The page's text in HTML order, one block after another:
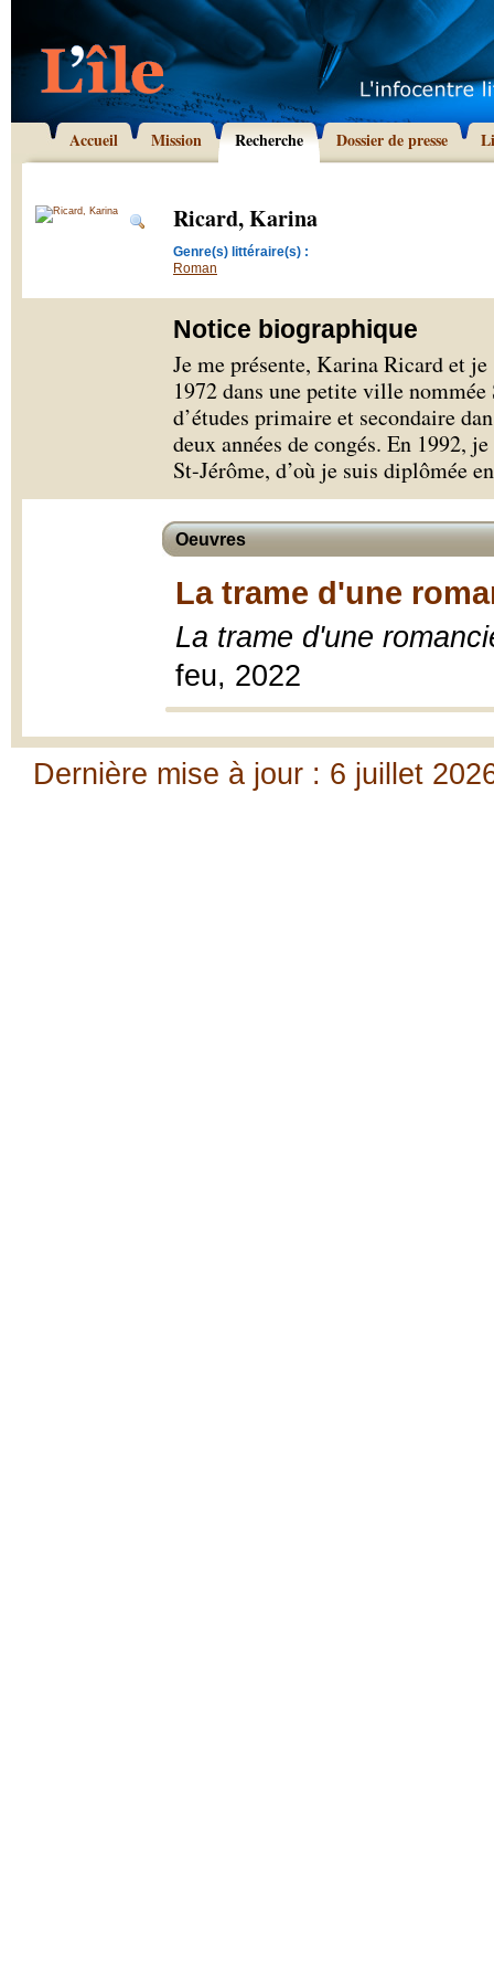
Accueil Mission Recherche Dossier de presse
Ricard, Karina
Genre(s) littéraire(s) :
Roman
Notice biographique
Je me présente, Karina Ricard et
1972 dans une petite ville nommée
d’études primaire et secondaire
deux années de congés. En 1992,
St-Jérôme, d’où je suis diplômée
Oeuvres
La trame d'une
La trame d'une
feu, 2022
Dernière mise à jour : 6 juillet